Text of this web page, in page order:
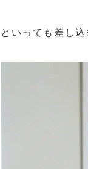
といっても差し